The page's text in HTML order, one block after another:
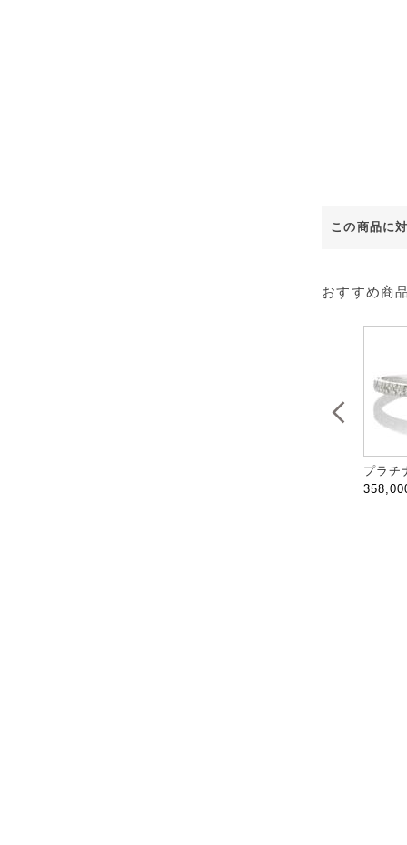
この商品に
おすすめ商品
プラチ